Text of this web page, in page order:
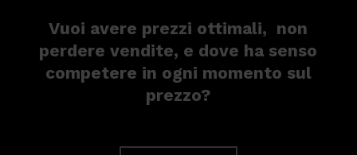
Vuoi avere prezzi ottimali, non
perdere vendite, e dove ha senso
competere in ogni momento sul
prezzo?